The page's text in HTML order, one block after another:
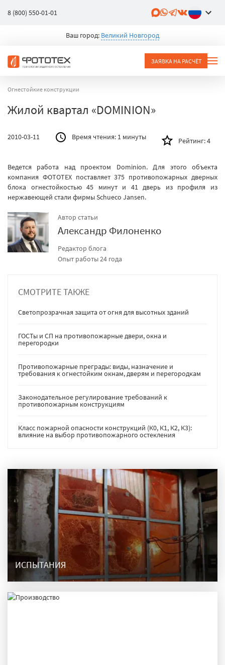
8 (800) 550-01-01
Ваш город: Великий Новгород
ЗАЯВКА НА РАСЧЁТ
Огнестойкие конструкции
Жилой квартал «DOMINION»
2010-03-11 Время чтения: 1 минуты Рейтинг:4
Ведется работа над проектом Dominion. Для этого объекта
компания ФОТОТЕХ поставляет 375 противопожарных дверных
блока огнестойкостью 45 минут и 41 дверь из профиля из
нержавеющей стали фирмы Schueco Jansen.
Автор статьи
Александр Филоненко
Редактор блога
Опыт работы 24 года
СМОТРИТЕ ТАКЖЕ
Светопрозрачная защита от огня для высотных зданий
ГОСТы и СП на противопожарные двери, окна и
перегородки
Противопожарные преграды: виды, назначение и
требования к огнестойким окнам, дверям и перегородкам
Законодательное регулирование требований к
противопожарным конструкциям
Класс пожарной опасности конструкций (К0, К1, К2, К3):
влияние на выбор противопожарного остекления
ИСПЫТАНИЯ